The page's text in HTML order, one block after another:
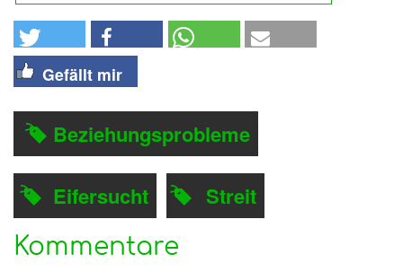
Gefällt mir
Beziehungsprobleme
Eifersucht
Streit
Kommentare